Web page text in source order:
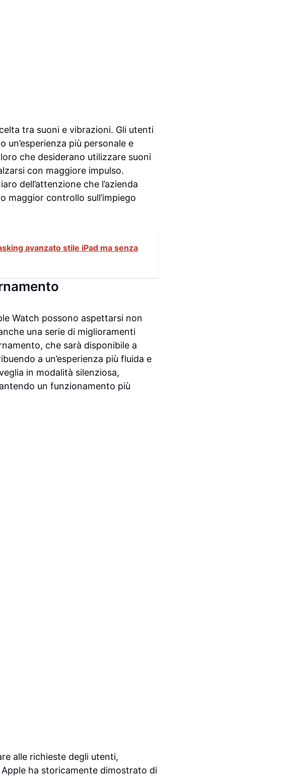
tra suoni e vibrazioni. Gli utenti
più personale e
che desiderano utilizzare suoni
con maggiore impulso.
dell’attenzione che l’azienda
maggior controllo sull’impiego
avanzato stile iPad ma senza
Watch possono aspettarsi non
una serie di miglioramenti
che sarà disponibile a
a un’esperienza più fluida e
in modalità silenziosa,
un funzionamento più
alle richieste degli utenti,
ha storicamente dimostrato di